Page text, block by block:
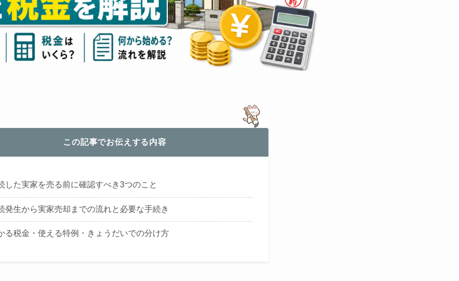
この記事でお伝えする内容
した実家を売る前に確認すべき3つのこと
発生から実家売却までの流れと必要な手続き
る税金・使える特例・きょうだいでの分け方